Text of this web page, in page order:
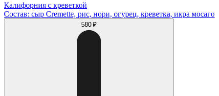
Калифорния с креветкой
Состав: сыр Cremette, рис, нори, огурец, креветка, икра мосаго
580 ₽